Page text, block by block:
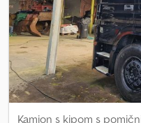
Kamion s kipom s